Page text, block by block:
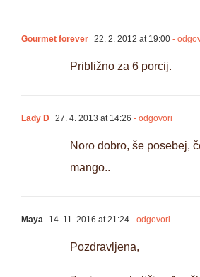
Gourmet forever 22. 2. 2012 at 19:00 -
Približno za 6 porcij.
Lady D 27. 4. 2013 at 14:26 - odgovori
Noro dobro, še posebej,
mango..
Maya 14. 11. 2016 at 21:24 - odgovori
Pozdravljena,